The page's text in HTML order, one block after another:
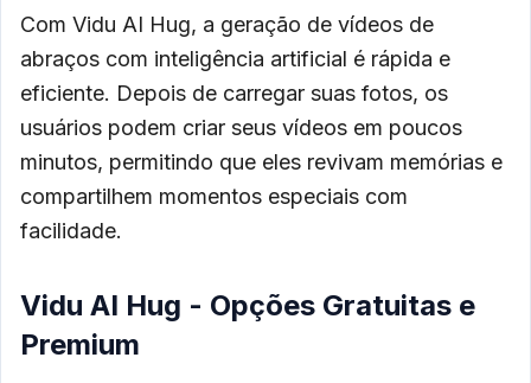
Com Vidu AI Hug, a geração de vídeos de
abraços com inteligência artificial é rápida e
eficiente. Depois de carregar suas fotos, os
usuários podem criar seus vídeos em poucos
minutos, permitindo que eles revivam memórias e
compartilhem momentos especiais com
facilidade.
Vidu AI Hug - Opções Gratuitas e
Premium